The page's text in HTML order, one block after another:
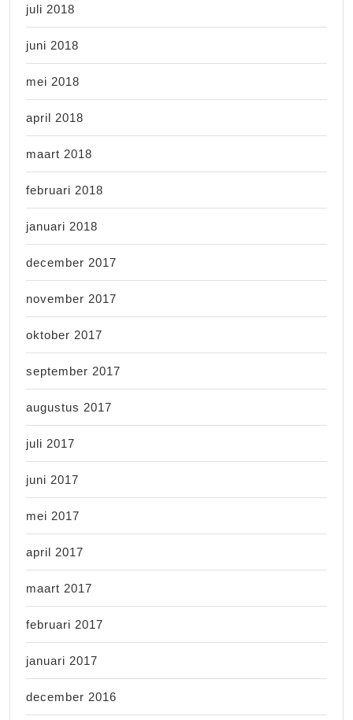
juli 2018
juni 2018
mei 2018
april 2018
maart 2018
februari 2018
januari 2018
december 2017
november 2017
oktober 2017
september 2017
augustus 2017
juli 2017
juni 2017
mei 2017
april 2017
maart 2017
februari 2017
januari 2017
december 2016